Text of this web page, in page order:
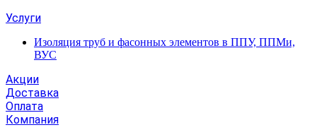
Услуги
Изоляция труб и фасонных элементов в ППУ, ППМи,
ВУС
Акции
Доставка
Оплата
Компания